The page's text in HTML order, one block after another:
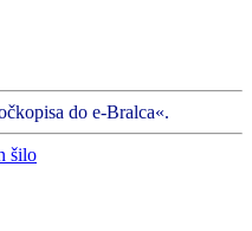
do e-Bralca«.